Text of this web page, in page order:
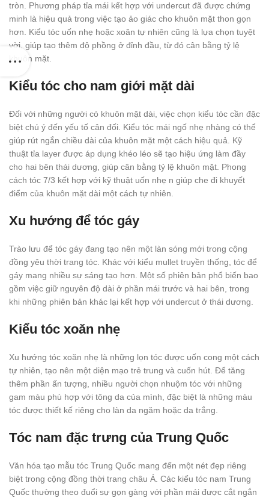
tròn. Phương pháp tỉa mái kết hợp với undercut đã được chứng
minh là hiệu quả trong việc tạo ảo giác cho khuôn mặt thon gọn
hơn. Kiểu tóc uốn nhẹ hoặc xoăn tự nhiên cũng là lựa chọn tuyệt
vời, giúp tạo thêm độ phồng ở đỉnh đầu, từ đó cân bằng tỷ lệ
khuôn mặt.
Kiểu tóc cho nam giới mặt dài
Đối với những người có khuôn mặt dài, việc chọn kiểu tóc cần đặc
biệt chú ý đến yếu tố cân đối. Kiểu tóc mái ngố nhẹ nhàng có thể
giúp rút ngắn chiều dài của khuôn mặt một cách hiệu quả. Kỹ
thuật tỉa layer được áp dụng khéo léo sẽ tạo hiệu ứng làm đầy
cho hai bên thái dương, giúp cân bằng tỷ lệ khuôn mặt. Phong
cách tóc 7/3 kết hợp với kỹ thuật uốn nhẹ n giúp che đi khuyết
điểm của khuôn mặt dài một cách tự nhiên.
Xu hướng để tóc gáy
Trào lưu để tóc gáy đang tạo nên một làn sóng mới trong cộng
đồng yêu thời trang tóc. Khác với kiểu mullet truyền thống, tóc để
gáy mang nhiều sự sáng tạo hơn. Một số phiên bản phổ biến bao
gồm việc giữ nguyên độ dài ở phần mái trước và hai bên, trong
khi những phiên bản khác lại kết hợp với undercut ở thái dương.
Kiểu tóc xoăn nhẹ
Xu hướng tóc xoăn nhẹ là những lọn tóc được uốn cong một cách
tự nhiên, tạo nên một diện mạo trẻ trung và cuốn hút. Để tăng
thêm phần ấn tượng, nhiều người chọn nhuộm tóc với những
gam màu phù hợp với tông da của mình, đặc biệt là những màu
tóc được thiết kế riêng cho làn da ngăm hoặc da trắng.
Tóc nam đặc trưng của Trung Quốc
Văn hóa tạo mẫu tóc Trung Quốc mang đến một nét đẹp riêng
biệt trong cộng đồng thời trang châu Á. Các kiểu tóc nam Trung
Quốc thường theo đuổi sự gọn gàng với phần mái được cắt ngắn